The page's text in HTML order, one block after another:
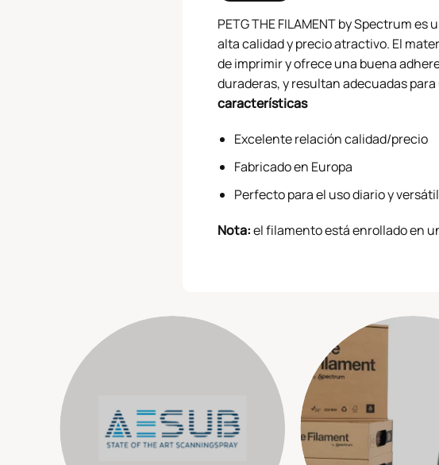
PETG THE FILAMENT by Spectrum
alta calidad y precio atractivo. El
de imprimir y ofrece una buena
duraderas, y resultan adecuadas
características
Excelente relación calidad/precio
Fabricado en Europa
Perfecto para el uso diario y
Nota:el filamento está enrollado en